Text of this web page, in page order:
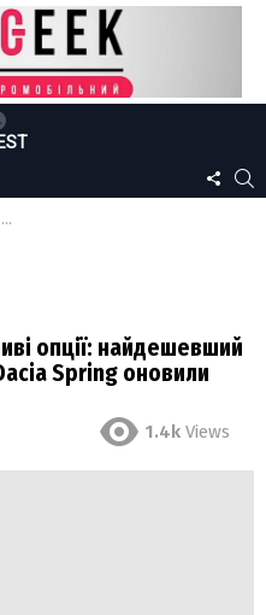
US
опції: найдешевший
Spring оновили
1.4k Views